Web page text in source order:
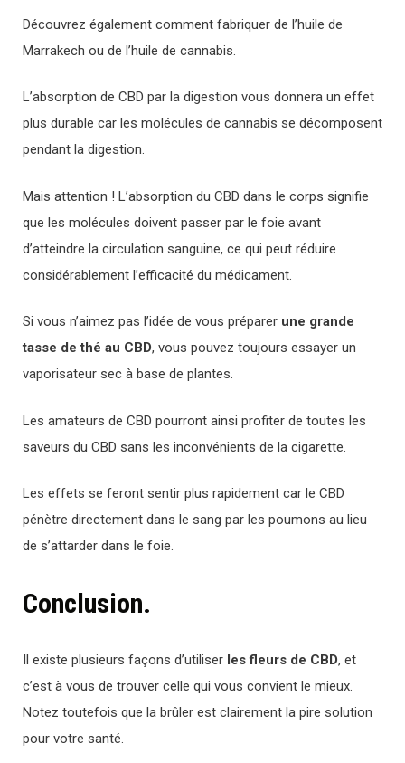
Découvrez également comment fabriquer de l’huile de
Marrakech ou de l’huile de cannabis.
L’absorption de CBD par la digestion vous donnera un effet
plus durable car les molécules de cannabis se décomposent
pendant la digestion.
Mais attention ! L’absorption du CBD dans le corps signifie
que les molécules doivent passer par le foie avant
d’atteindre la circulation sanguine, ce qui peut réduire
considérablement l’efficacité du médicament.
Si vous n’aimez pas l’idée de vous préparer une grande
tasse de thé au CBD, vous pouvez toujours essayer un
vaporisateur sec à base de plantes.
Les amateurs de CBD pourront ainsi profiter de toutes les
saveurs du CBD sans les inconvénients de la cigarette.
Les effets se feront sentir plus rapidement car le CBD
pénètre directement dans le sang par les poumons au lieu
de s’attarder dans le foie.
Conclusion.
Il existe plusieurs façons d’utiliser les fleurs de CBD, et
c’est à vous de trouver celle qui vous convient le mieux.
Notez toutefois que la brûler est clairement la pire solution
pour votre santé.